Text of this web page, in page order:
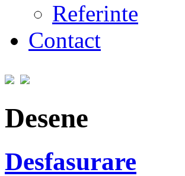
Referinte
Contact
Desene
Desfasurare